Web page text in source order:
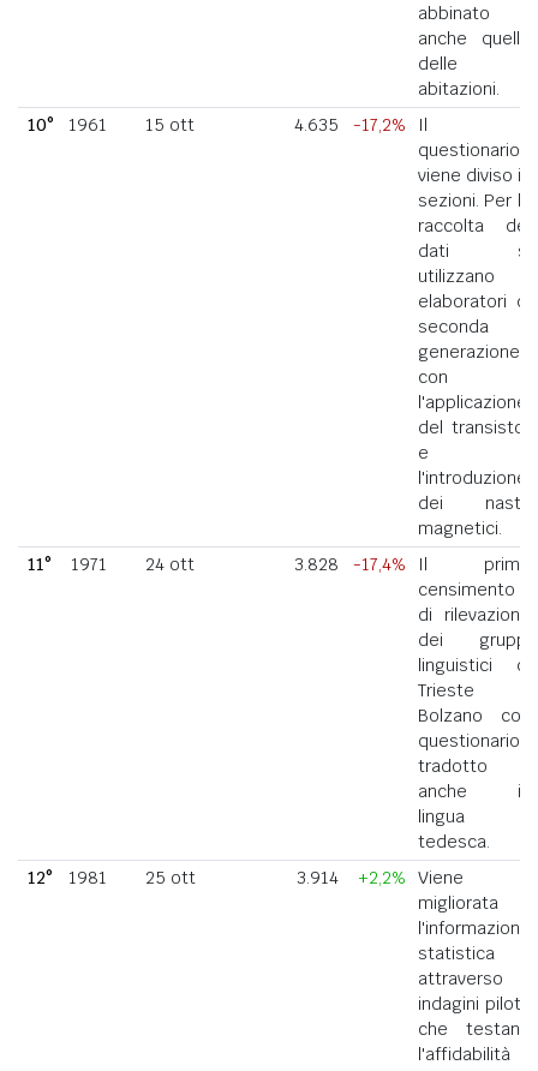
abbinato
anche quello
delle
abitazioni.
10°
1961 15 ott 4.635 -17,2%
Il
questionario
viene diviso in
sezioni. Per la
raccolta dei
dati si
utilizzano
elaboratori di
seconda
generazione
con
l'applicazione
del transistor
e
l'introduzione
dei nastri
magnetici.
11°
1971 24 ott 3.828 -17,4%
Il primo
censimento
di rilevazione
dei gruppi
linguistici di
Trieste e
Bolzano con
questionario
tradotto
anche in
lingua
tedesca.
12°
1981 25 ott 3.914 +2,2%
Viene
migliorata
l'informazione
statistica
attraverso
indagini pilota
che testano
l'affidabilità